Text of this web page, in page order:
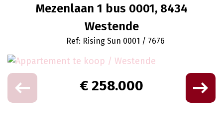
Mezenlaan 1 bus 0001, 8434
Westende
Ref: Rising Sun 0001 / 7676
€ 258.000